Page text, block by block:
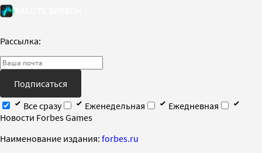
Рассылка:
Подписаться
Все сразу
Еженедельная
Ежедневная
Новости Forbes Games
Наименование издания: forbes.ru